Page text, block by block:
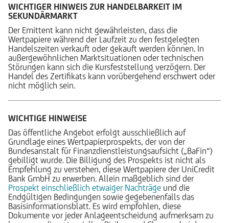
WICHTIGER HINWEIS ZUR HANDELBARKEIT IM
SEKUNDÄRMARKT
Der Emittent kann nicht gewährleisten, dass die
Wertpapiere während der Laufzeit zu den festgelegten
Handelszeiten verkauft oder gekauft werden können. In
außergewöhnlichen Marktsituationen oder technischen
Störungen kann sich die Kursfeststellung verzögern. Der
Handel des Zertifikats kann vorübergehend erschwert oder
nicht möglich sein.
WICHTIGE HINWEISE
Das öffentliche Angebot erfolgt ausschließlich auf
Grundlage eines Wertpapierprospekts, der von der
Bundesanstalt für Finanzdienstleistungsaufsicht („BaFin“)
gebilligt wurde. Die Billigung des Prospekts ist nicht als
Empfehlung zu verstehen, diese Wertpapiere der UniCredit
Bank GmbH zu erwerben. Allein maßgeblich sind der
Prospekt einschließlich etwaiger Nachträge und die
Endgültigen Bedingungen sowie gegebenenfalls das
Basisinformationsblatt. Es wird empfohlen, diese
Dokumente vor jeder Anlageentscheidung aufmerksam zu